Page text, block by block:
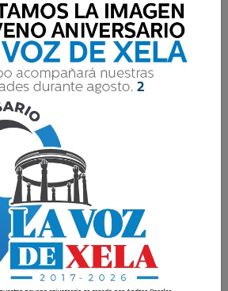
inscritos en el
Redacción